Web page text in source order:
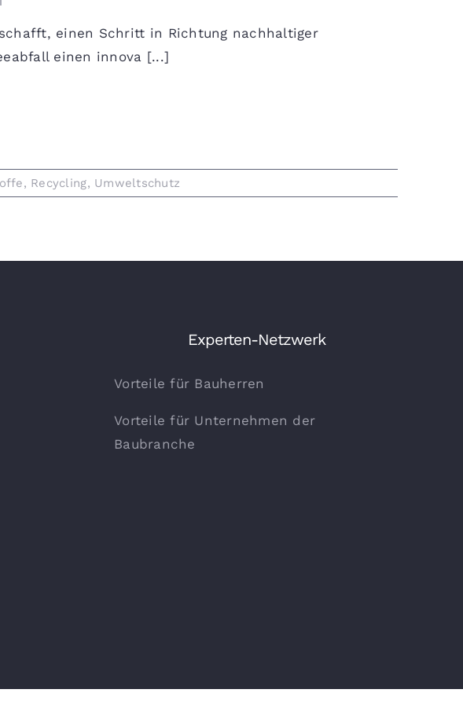
einen Schritt in Richtung nachhaltiger
einen innova [...]
, Recycling, Umweltschutz
Experten-Netzwerk
Vorteile für Bauherren
Vorteile für Unternehmen der
Baubranche